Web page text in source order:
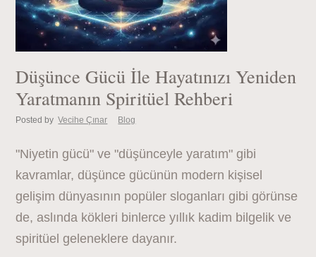
Düşünce Gücü İle Hayatınızı Yeniden
Yaratmanın Spiritüel Rehberi
Posted by Vecihe Çınar Blog
"Niyetin gücü" ve "düşünceyle yaratım" gibi
kavramlar, düşünce gücünün modern kişisel
gelişim dünyasının popüler sloganları gibi görünse
de, aslında kökleri binlerce yıllık kadim bilgelik ve
spiritüel geleneklere dayanır.